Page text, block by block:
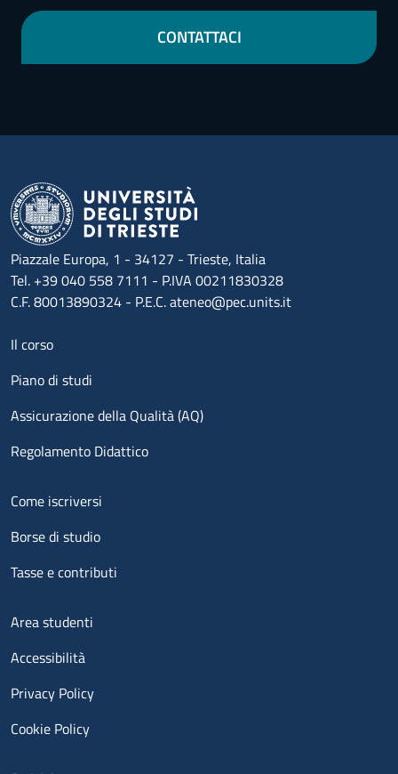
CONTATTACI
Piazzale Europa, 1 - 34127 - Trieste, Italia
Tel. +39 040 558 7111 - P.IVA 00211830328
C.F. 80013890324 - P.E.C. ateneo@pec.units.it
Menu footer 1
Il corso
Piano di studi
Assicurazione della Qualità (AQ)
Regolamento Didattico
Menu footer 2
Come iscriversi
Borse di studio
Tasse e contributi
Menu footer 3
Area studenti
Accessibilità
Privacy Policy
Cookie Policy